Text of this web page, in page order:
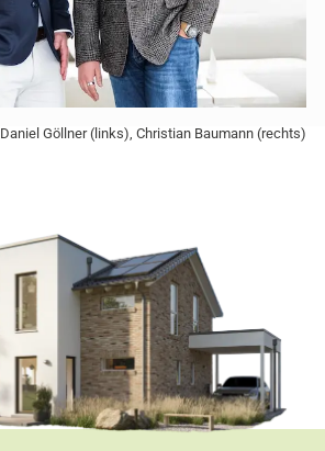
Daniel Göllner (links), Christian Baumann (rechts)